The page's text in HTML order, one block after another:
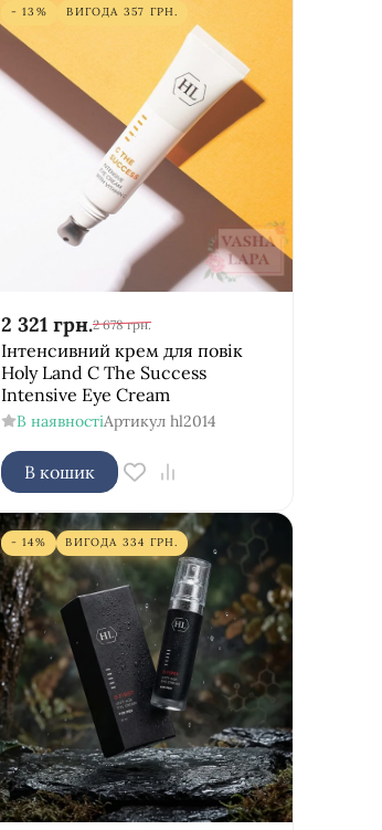
- 13% ВИГОДА 357 ГРН.
2 321 грн.2 678 грн.
Інтенсивний крем для повік
Holy Land C The Success
Intensive Eye Cream
В наявностіАртикул hl2014
В кошик
- 14% ВИГОДА 334 ГРН.